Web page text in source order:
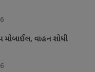
વાહન શોધી